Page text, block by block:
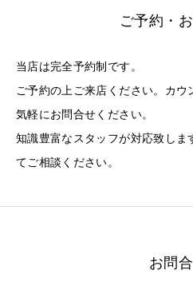
ご予約・
当店は完全予約制です。
ご予約の上ご来店ください。カ
気軽にお問合せください。
知識豊富なスタッフが対応致しま
てご相談ください。
お問